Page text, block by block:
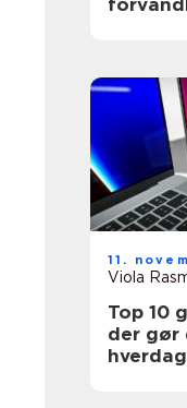
11.
Viola
Top 10
der gør